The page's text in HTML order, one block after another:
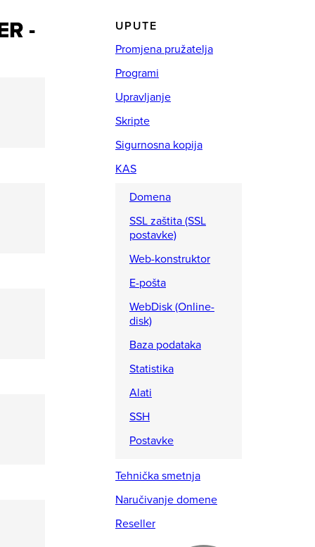
-
UPUTE
Promjena pružatelja
Programi
Upravljanje
Skripte
Sigurnosna kopija
KAS
Domena
SSL zaštita (SSL
postavke)
Web-konstruktor
E-pošta
WebDisk (Online-
disk)
Baza podataka
Statistika
Alati
SSH
Postavke
Tehnička smetnja
Naručivanje domene
Reseller